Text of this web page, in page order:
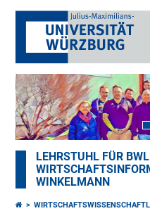
LEHRSTUHL FÜR
WINKELMANN